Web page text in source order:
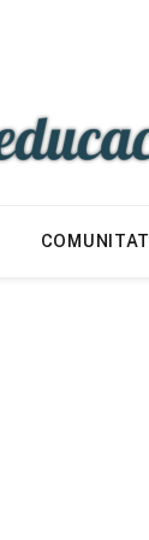
COMUNITAT